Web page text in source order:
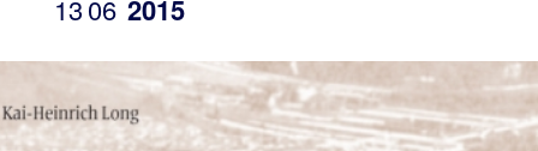
1306 2015